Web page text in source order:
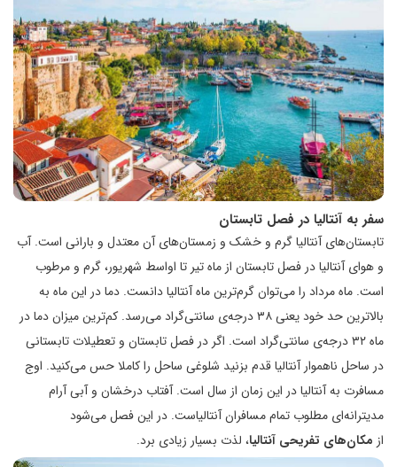
سفر به آنتالیا در فصل تابستان
تابستان­‌های آنتالیا گرم و خشک و زمستان­‌های آن معتدل و بارانی است. آب
و هوای آنتالیا در فصل تابستان از ماه تیر تا اواسط شهریور، گرم و مرطوب
است. ماه مرداد را می‌توان گرم‌ترین ماه آنتالیا دانست. دما در این ماه به
بالاترین حد خود یعنی ۳۸ درجه‌ی سانتی­‌گراد می‌رسد. کم‌ترین میزان دما در
ماه ۳۲ درجه‌ی سانتی­‌گراد است. اگر در فصل تابستان و تعطیلات تابستانی
در ساحل ناهموار آنتالیا قدم بزنید شلوغی ساحل را کاملا حس می‌کنید. اوج
مسافرت به آنتالیا در این زمان از سال است. آفتاب درخشان و آبی آرام
مدیترانه‌ای مطلوب تمام مسافران آنتالیاست. در این فصل می‌شود
از مکان‌های تفریحی آنتالیا، لذت بسیار زیادی برد.